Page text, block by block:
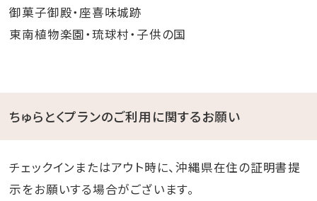
御菓子御殿・座喜味城跡
東南植物楽園・琉球村・子供の国
ちゅらとくプランのご利用に関するお願い
チェックインまたはアウト時に、沖縄県在住の証明書提
示をお願いする場合がございます。